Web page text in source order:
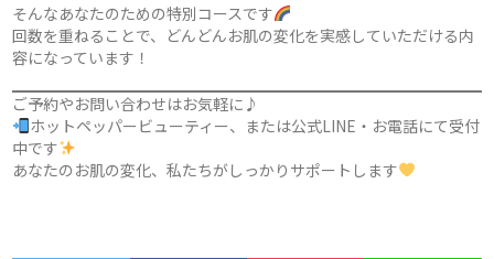
そんなあなたのための特別コースです
回数を重ねることで、どんどんお肌の変化を実感していただける内
容になっています！
ご予約やお問い合わせはお気軽に♪
ホットペッパービューティー、または公式LINE・お電話にて受付
中です
あなたのお肌の変化、私たちがしっかりサポートします